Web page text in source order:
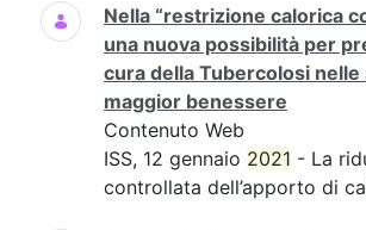
Nella “restrizione calorica
una nuova possibilità per
cura della Tubercolosi nelle
maggior benessere
Contenuto Web
ISS, 12 gennaio 2021 - La
controllata dell’apporto di